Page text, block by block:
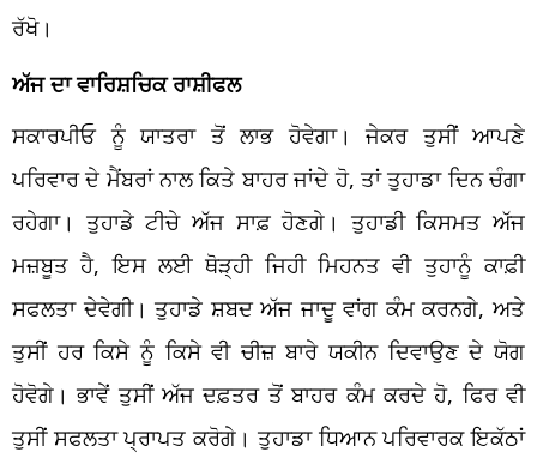
ਰੱਖੋ।
ਅੱਜ ਦਾ ਵਾਰਿਸ਼ਚਿਕ ਰਾਸ਼ੀਫਲ
ਸਕਾਰਪੀਓ ਨੂੰ ਯਾਤਰਾ ਤੋਂ ਲਾਭ ਹੋਵੇਗਾ। ਜੇਕਰ ਤੁਸੀਂ ਆਪਣੇ
ਪਰਿਵਾਰ ਦੇ ਮੈਂਬਰਾਂ ਨਾਲ ਕਿਤੇ ਬਾਹਰ ਜਾਂਦੇ ਹੋ, ਤਾਂ ਤੁਹਾਡਾ ਦਿਨ ਚੰਗਾ
ਰਹੇਗਾ। ਤੁਹਾਡੇ ਟੀਚੇ ਅੱਜ ਸਾਫ਼ ਹੋਣਗੇ। ਤੁਹਾਡੀ ਕਿਸਮਤ ਅੱਜ
ਮਜ਼ਬੂਤ ​​ਹੈ, ਇਸ ਲਈ ਥੋੜ੍ਹੀ ਜਿਹੀ ਮਿਹਨਤ ਵੀ ਤੁਹਾਨੂੰ ਕਾਫ਼ੀ
ਸਫਲਤਾ ਦੇਵੇਗੀ। ਤੁਹਾਡੇ ਸ਼ਬਦ ਅੱਜ ਜਾਦੂ ਵਾਂਗ ਕੰਮ ਕਰਨਗੇ, ਅਤੇ
ਤੁਸੀਂ ਹਰ ਕਿਸੇ ਨੂੰ ਕਿਸੇ ਵੀ ਚੀਜ਼ ਬਾਰੇ ਯਕੀਨ ਦਿਵਾਉਣ ਦੇ ਯੋਗ
ਹੋਵੋਗੇ। ਭਾਵੇਂ ਤੁਸੀਂ ਅੱਜ ਦਫ਼ਤਰ ਤੋਂ ਬਾਹਰ ਕੰਮ ਕਰਦੇ ਹੋ, ਫਿਰ ਵੀ
ਤੁਸੀਂ ਸਫਲਤਾ ਪ੍ਰਾਪਤ ਕਰੋਗੇ। ਤੁਹਾਡਾ ਧਿਆਨ ਪਰਿਵਾਰਕ ਇਕੱਠਾਂ